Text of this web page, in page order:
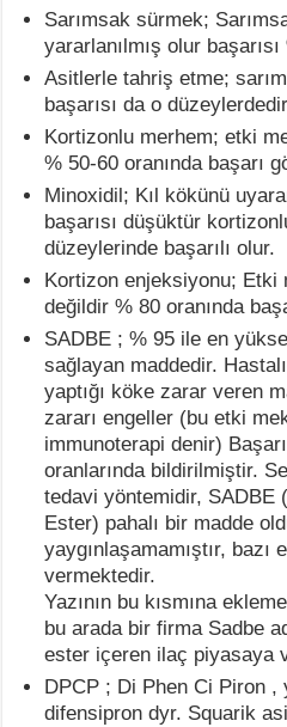
Sarımsak sürmek;
yararlanılmış olur
Asitlerle tahriş etme;
başarısı da o
Kortizonlu merhem; etki
% 50-60 oranında başarı
Minoxidil; Kıl kökünü
başarısı düşüktür
düzeylerinde başarılı olur.
Kortizon enjeksiyonu; Etki
değildir % 80 oranında
SADBE ; % 95 ile en
sağlayan maddedir.
yaptığı köke zarar veren
zararı engeller (bu etki
immunoterapi denir)
oranlarında bildirilmiştir.
tedavi yöntemidir, SADBE
Ester) pahalı bir madde
yaygınlaşamamıştır, bazı
vermektedir.
Yazının bu kısmına
bu arada bir firma Sadbe
ester içeren ilaç piyasaya
DPCP ; Di Phen Ci Piron ,
difensipron dyr. Squarik